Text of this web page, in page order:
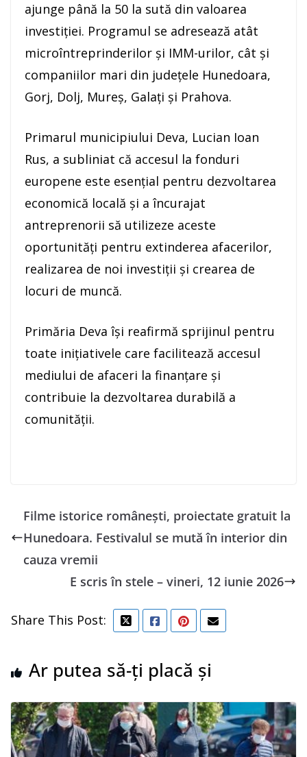
ajunge până la 50 la sută din valoarea
investiției. Programul se adresează atât
microîntreprinderilor și IMM-urilor, cât și
companiilor mari din județele Hunedoara,
Gorj, Dolj, Mureș, Galați și Prahova.
Primarul municipiului Deva, Lucian Ioan
Rus, a subliniat că accesul la fonduri
europene este esențial pentru dezvoltarea
economică locală și a încurajat
antreprenorii să utilizeze aceste
oportunități pentru extinderea afacerilor,
realizarea de noi investiții și crearea de
locuri de muncă.
Primăria Deva își reafirmă sprijinul pentru
toate inițiativele care facilitează accesul
mediului de afaceri la finanțare și
contribuie la dezvoltarea durabilă a
comunității.
Filme istorice românești, proiectate gratuit la
Hunedoara. Festivalul se mută în interior din
cauza vremii
E scris în stele – vineri, 12 iunie 2026
Share This Post:
Ar putea să-ți placă și